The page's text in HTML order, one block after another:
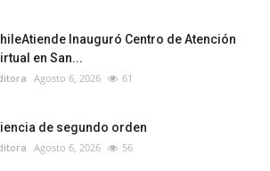
Inauguró Centro de Atención
en San...
Agosto 6, 2026 61
de segundo orden
Agosto 6, 2026 56